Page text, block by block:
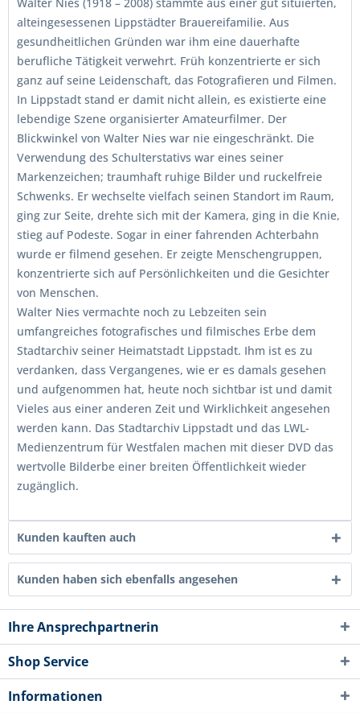
alteingesessenen Lippstädter Brauereifamilie. Aus
gesundheitlichen Gründen war ihm eine dauerhafte
berufliche Tätigkeit verwehrt. Früh konzentrierte er sich
ganz auf seine Leidenschaft, das Fotografieren und Filmen.
In Lippstadt stand er damit nicht allein, es existierte eine
lebendige Szene organisierter Amateurfilmer. Der
Blickwinkel von Walter Nies war nie eingeschränkt. Die
Verwendung des Schulterstativs war eines seiner
Markenzeichen; traumhaft ruhige Bilder und ruckelfreie
Schwenks. Er wechselte vielfach seinen Standort im Raum,
ging zur Seite, drehte sich mit der Kamera, ging in die Knie,
stieg auf Podeste. Sogar in einer fahrenden Achterbahn
wurde er filmend gesehen. Er zeigte Menschengruppen,
konzentrierte sich auf Persönlichkeiten und die Gesichter
von Menschen.
Walter Nies vermachte noch zu Lebzeiten sein
umfangreiches fotografisches und filmisches Erbe dem
Stadtarchiv seiner Heimatstadt Lippstadt. Ihm ist es zu
verdanken, dass Vergangenes, wie er es damals gesehen
und aufgenommen hat, heute noch sichtbar ist und damit
Vieles aus einer anderen Zeit und Wirklichkeit angesehen
werden kann. Das Stadtarchiv Lippstadt und das LWL-
Medienzentrum für Westfalen machen mit dieser DVD das
wertvolle Bilderbe einer breiten Öffentlichkeit wieder
zugänglich.
Kunden kauften auch
Kunden haben sich ebenfalls angesehen
Ihre Ansprechpartnerin
Shop Service
Informationen